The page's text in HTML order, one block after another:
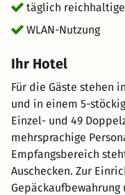
täglich
WLAN-Nutzung
Ihr Hotel
Für die Gäste stehen
und in einem 5-
Einzel- und 49
mehrsprachige
Empfangsbereich
Auschecken. Zur
Gepäckaufbewahrung